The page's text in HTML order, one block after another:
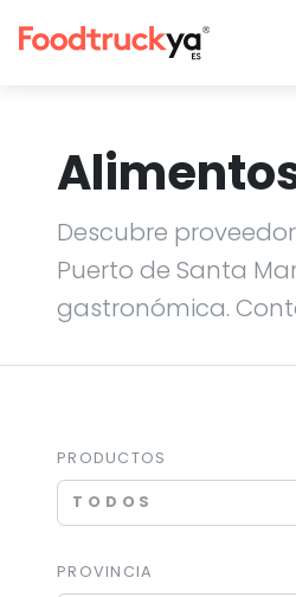
Descubre
Puerto de Santa
gastronómica.
PRODUCTOS
TODOS
PROVINCIA